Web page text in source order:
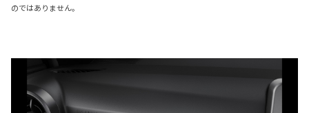
のではありません。